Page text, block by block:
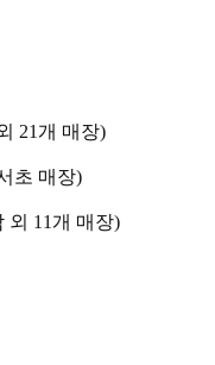
21개 매장)
초 매장)
외 11개 매장)